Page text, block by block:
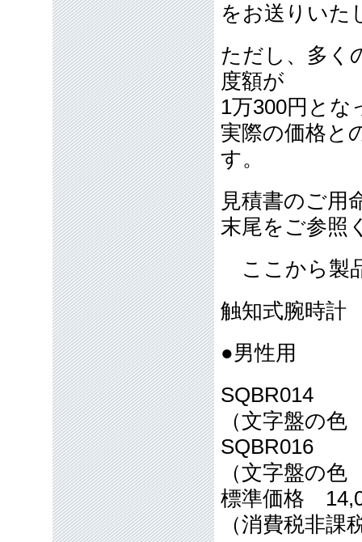
をお送りいた
ただし、多く
度額が
1万300円と
実際の価格と
す。
見積書のご用
末尾をご参照
ここから製
触知式腕時計
●男性用
SQBR014
（文字盤の
SQBR016
（文字盤の
標準価格
（消費税非課